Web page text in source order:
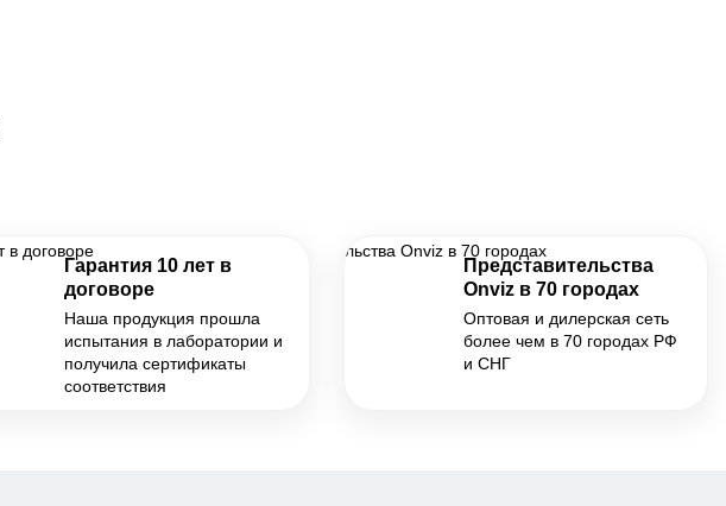
Гарантия 10 лет в
договоре
Наша продукция прошла
испытания в лаборатории и
получила сертификаты
соответствия
Представительства
Onviz в 70 городах
Оптовая и дилерская сеть
более чем в 70 городах РФ
и СНГ